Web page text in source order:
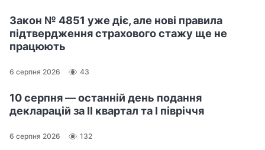
Закон № 4851 уже діє, але нові правила
підтвердження страхового стажу ще не
працюють
6 серпня 2026 43
10 серпня — останній день подання
декларацій за ІІ квартал та І півріччя
6 серпня 2026 132